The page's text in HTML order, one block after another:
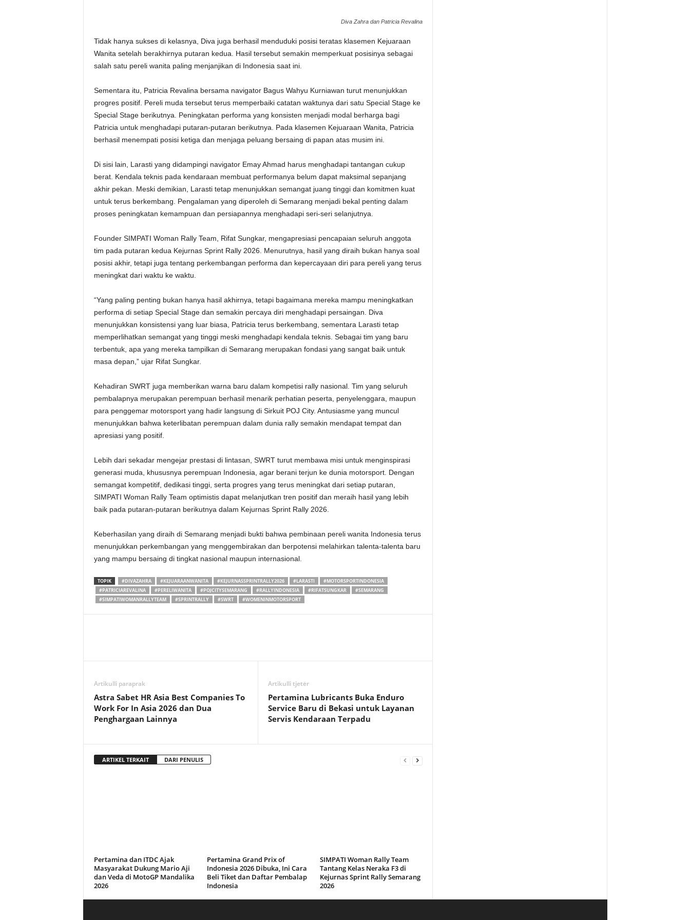
Diva Zahra dan Patricia Revalina
Tidak hanya sukses di kelasnya, Diva juga berhasil menduduki posisi teratas klasemen Kejuaraan
Wanita setelah berakhirnya putaran kedua. Hasil tersebut semakin memperkuat posisinya sebagai
salah satu pereli wanita paling menjanjikan di Indonesia saat ini.
Sementara itu, Patricia Revalina bersama navigator Bagus Wahyu Kurniawan turut menunjukkan
progres positif. Pereli muda tersebut terus memperbaiki catatan waktunya dari satu Special Stage ke
Special Stage berikutnya. Peningkatan performa yang konsisten menjadi modal berharga bagi
Patricia untuk menghadapi putaran-putaran berikutnya. Pada klasemen Kejuaraan Wanita, Patricia
berhasil menempati posisi ketiga dan menjaga peluang bersaing di papan atas musim ini.
Di sisi lain, Larasti yang didampingi navigator Emay Ahmad harus menghadapi tantangan cukup
berat. Kendala teknis pada kendaraan membuat performanya belum dapat maksimal sepanjang
akhir pekan. Meski demikian, Larasti tetap menunjukkan semangat juang tinggi dan komitmen kuat
untuk terus berkembang. Pengalaman yang diperoleh di Semarang menjadi bekal penting dalam
proses peningkatan kemampuan dan persiapannya menghadapi seri-seri selanjutnya.
Founder SIMPATI Woman Rally Team, Rifat Sungkar, mengapresiasi pencapaian seluruh anggota
tim pada putaran kedua Kejurnas Sprint Rally 2026. Menurutnya, hasil yang diraih bukan hanya soal
posisi akhir, tetapi juga tentang perkembangan performa dan kepercayaan diri para pereli yang terus
meningkat dari waktu ke waktu.
“Yang paling penting bukan hanya hasil akhirnya, tetapi bagaimana mereka mampu meningkatkan
performa di setiap Special Stage dan semakin percaya diri menghadapi persaingan. Diva
menunjukkan konsistensi yang luar biasa, Patricia terus berkembang, sementara Larasti tetap
memperlihatkan semangat yang tinggi meski menghadapi kendala teknis. Sebagai tim yang baru
terbentuk, apa yang mereka tampilkan di Semarang merupakan fondasi yang sangat baik untuk
masa depan,” ujar Rifat Sungkar.
Kehadiran SWRT juga memberikan warna baru dalam kompetisi rally nasional. Tim yang seluruh
pembalapnya merupakan perempuan berhasil menarik perhatian peserta, penyelenggara, maupun
para penggemar motorsport yang hadir langsung di Sirkuit POJ City. Antusiasme yang muncul
menunjukkan bahwa keterlibatan perempuan dalam dunia rally semakin mendapat tempat dan
apresiasi yang positif.
Lebih dari sekadar mengejar prestasi di lintasan, SWRT turut membawa misi untuk menginspirasi
generasi muda, khususnya perempuan Indonesia, agar berani terjun ke dunia motorsport. Dengan
semangat kompetitif, dedikasi tinggi, serta progres yang terus meningkat dari setiap putaran,
SIMPATI Woman Rally Team optimistis dapat melanjutkan tren positif dan meraih hasil yang lebih
baik pada putaran-putaran berikutnya dalam Kejurnas Sprint Rally 2026.
Keberhasilan yang diraih di Semarang menjadi bukti bahwa pembinaan pereli wanita Indonesia terus
menunjukkan perkembangan yang menggembirakan dan berpotensi melahirkan talenta-talenta baru
yang mampu bersaing di tingkat nasional maupun internasional.
TOPIK #DIVAZAHRA #KEJUARAANWANITA #KEJURNASSPRINTRALLY2026 #LARASTI
#MOTORSPORTINDONESIA
#PATRICIAREVALINA
#PERELIWANITA #POJCITYSEMARANG #RALLYINDONESIA #RIFATSUNGKAR
#SEMARANG
#SIMPATIWOMANRALLYTEAM
#SPRINTRALLY #SWRT #WOMENINMOTORSPORT
Artikulli paraprak
Astra Sabet HR Asia Best Companies To
Work For In Asia 2026 dan Dua
Penghargaan Lainnya
Artikulli tjetër
Pertamina Lubricants Buka Enduro
Service Baru di Bekasi untuk Layanan
Servis Kendaraan Terpadu
ARTIKEL TERKAIT DARI PENULIS
Pertamina dan ITDC Ajak
Masyarakat Dukung Mario Aji
dan Veda di MotoGP Mandalika
2026
Pertamina Grand Prix of
Indonesia 2026 Dibuka, Ini Cara
Beli Tiket dan Daftar Pembalap
Indonesia
SIMPATI Woman Rally Team
Tantang Kelas Neraka F3 di
Kejurnas Sprint Rally Semarang
2026